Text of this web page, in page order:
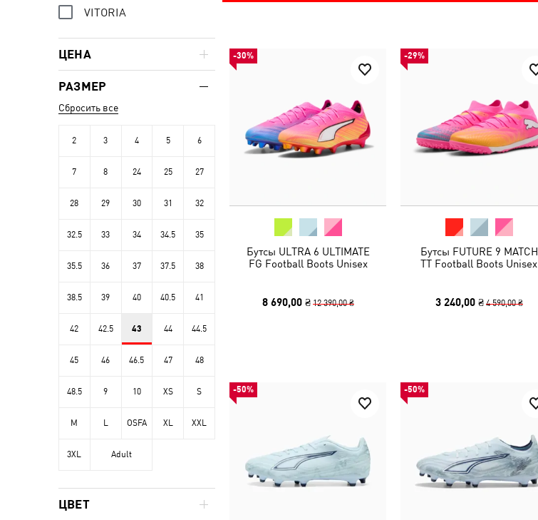
-30%
Бутсы ULTRA 6 ULTIMATE
FG Football Boots Unisex
8 690,00 ₴ 12 390,00 ₴
-29%
Бутсы FUTURE 9 MATCH
TT Football Boots Unisex
3 240,00 ₴ 4 590,00 ₴
-50% -50%
VITORIA
ЦЕНА
РАЗМЕР
Сбросить все
2 3 4 5 6
7 8 24 25 27
28 29 30 31 32
32.5 33 34 34.5 35
35.5 36 37 37.5 38
38.5 39 40 40.5 41
42 42.5 43 44 44.5
45 46 46.5 47 48
48.5 9 10 XS S
M L OSFA XL XXL
3XL Adult
ЦВЕТ